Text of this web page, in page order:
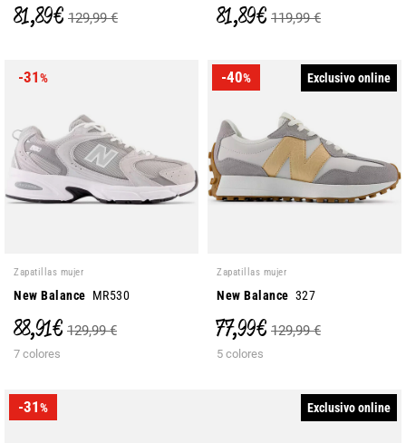
81,89 € 129,99 € 81,89 € 119,99 €
-31%
Zapatillas mujer
New Balance MR530
88,91 € 129,99 €
7 colores
-40% Exclusivo online
Zapatillas mujer
New Balance 327
77,99 € 129,99 €
5 colores
-31% Exclusivo online